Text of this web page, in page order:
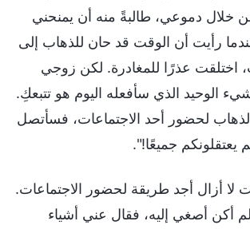
خلال دموعي، طالبةً منه أن يمنحني
رأيت أن الوقت قد حان للذهاب إلى
اختلقت عذرًا للمغادرة. لكن زوجي
الوحيد الذي سأفعله اليوم هو تتبعكِ.
لحضور أحد الاجتماعات، فسأتصل
يعتقلونكم جميعًا!".
لا أزال أجد طريقة لحضور الاجتماعات.
أكن أصغي إليه، فقال عني أشياء